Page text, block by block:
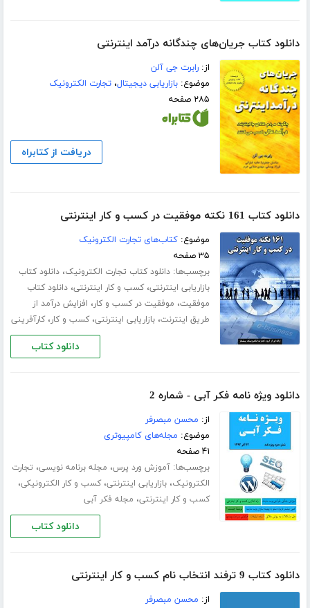
دانلود کتاب جریان‌های چندگانه درآمد اینترنتی
از:رابرت جی آلن
موضوع:بازاریابی دیجیتال،تجارت الکترونیک
۲۸۵ صفحه
دریافت از کتابراه
دانلود کتاب 161 نکته موفقیت در کسب و کار اینترنتی
موضوع:کتاب‌های تجارت الکترونیک
۳۵ صفحه
برچسب‌ها:دانلود کتاب تجارت الکترونیک،دانلود کتاب
بازاریابی اینترنتی،کسب و کار اینترنتی،دانلود کتاب
موفقیت، موفقیت در کسب و کار، افزایش درآمد از
طریق اینترنت،بازاریابی اینترنتی،کسب و کار،کارآفرینی
دانلود کتاب
دانلود ویژه نامه فکر آبی - شماره 2
از: محسن مبصرفر
موضوع: مجله‌های کامپیوتری
۴۱ صفحه
برچسب‌ها:آموزش ورد پرس، مجله برنامه نویسی، تجارت
الکترونیک،بازاریابی اینترنتی،کسب و کار الکترونیکی،
کسب و کار اینترنتی، مجله فکر آبی
دانلود کتاب
دانلود کتاب 9 ترفند انتخاب نام کسب و کار اینترنتی
از: محسن مبصرفر